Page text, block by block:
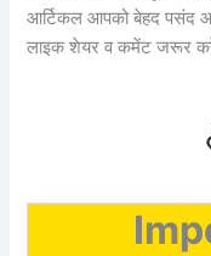
आर्टिकल आपको बेहद पसंद
लाइक शेयर व कमेंट जरूर